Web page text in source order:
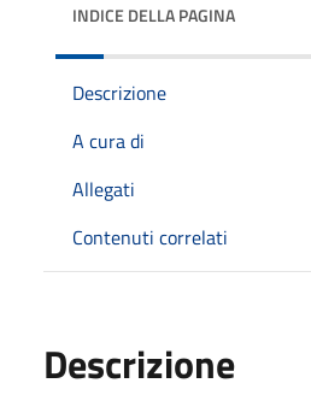
INDICE DELLA PAGINA
Descrizione
A cura di
Allegati
Contenuti correlati
Descrizione